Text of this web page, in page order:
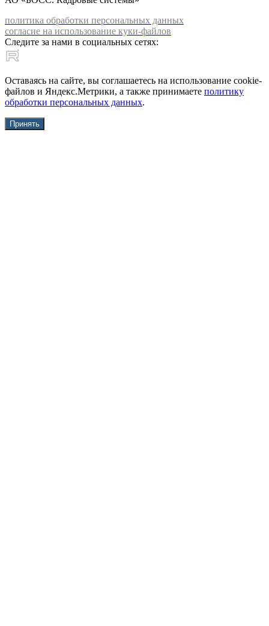
политика обработки персональных данных
согласие на использование куки-файлов
Следите за нами в социальных сетях:
Оставаясь на сайте, вы соглашаетесь на использование cookie-
файлов и Яндекс.Метрики, а также принимаете политику
обработки персональных данных.
Принять